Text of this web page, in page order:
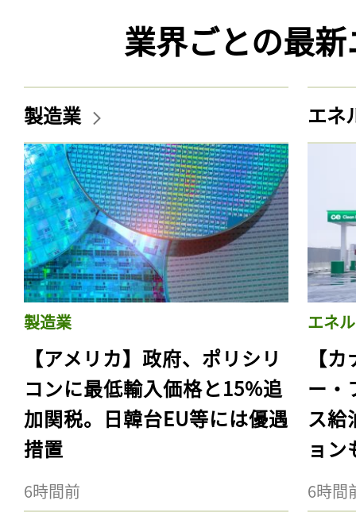
業界ごとの最
製造業
製造業
【アメリカ】政府、ポリシリ
コンに最低輸入価格と15%追
加関税。日韓台EU等には優遇
措置
6時間前
エネ
エネ
【
ー・
ス給
ョン
6時間